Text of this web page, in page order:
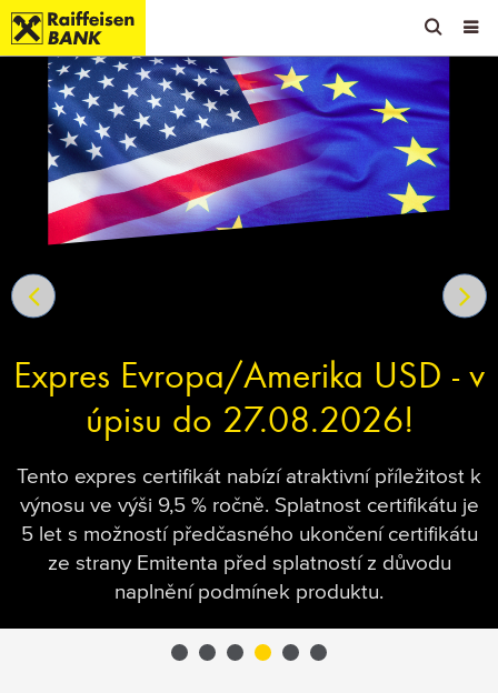
springen
Quicklinks
springen
Fußzeile
springen
OPEN
Expres Evropa/Amerika USD - v
úpisu do 27.08.2026!
Tento expres certifikát nabízí atraktivní příležitost k
výnosu ve výši 9,5 % ročně. Splatnost certifikátu je
5 let s možností předčasného ukončení certifikátu
ze strany Emitenta před splatností z důvodu
naplnění podmínek produktu.